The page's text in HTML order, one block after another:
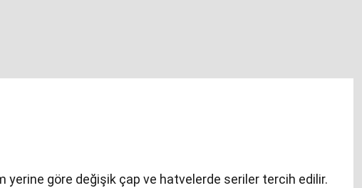
yerine göre değişik çap ve hatvelerde seriler tercih edilir.